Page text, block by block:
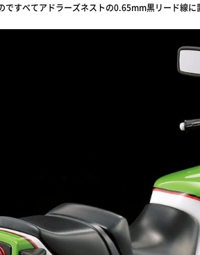
ですべてアドラーズネストの0.65mm黒リード線